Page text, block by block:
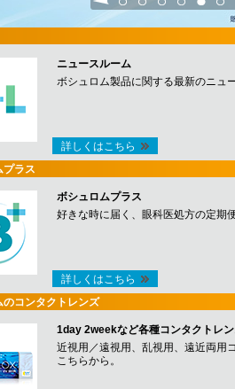
1 2 3 4 5 6
ニュースルーム
ボシュロム製品に関する最新のニュ
詳しくはこちら
プラス
ボシュロムプラス
好きな時に届く、眼科医処方の定期
詳しくはこちら
のコンタクトレンズ
1day 2weekなど各種コンタクトレ
近視用／遠視用、乱視用、遠近両用
こちらから。